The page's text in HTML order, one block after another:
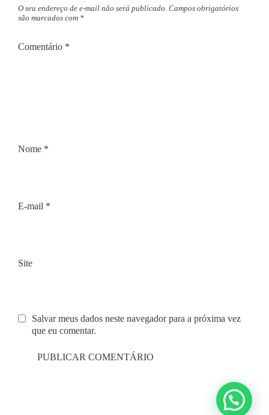
O seu endereço de e-mail não será publicado. Campos obrigatórios
são marcados com *
Comentário *
Nome *
E-mail *
Site
Salvar meus dados neste navegador para a próxima vez
que eu comentar.